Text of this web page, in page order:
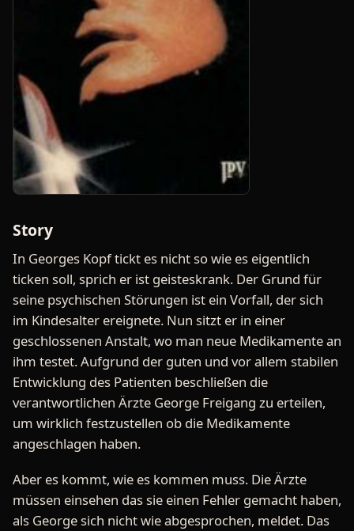
Story
In Georges Kopf tickt es nicht so wie es eigentlich
ticken soll, sprich er ist geisteskrank. Der Grund für
seine psychischen Störungen ist ein Vorfall, der sich
im Kindesalter ereignete. Nun sitzt er in einer
geschlossenen Anstalt, wo man neue Medikamente an
ihm testet. Aufgrund der guten und vor allem stabilen
Entwicklung des Patienten beschließen die
verantwortlichen Ärzte George Freigang zu erteilen,
um wirklich festzustellen ob die Medikamente
angeschlagen haben.
Aber es kommt, wie es kommen muss. Die Ärzte
müssen einsehen das sie einen Fehler gemacht haben,
als George sich nicht wie abgesprochen, meldet. Das